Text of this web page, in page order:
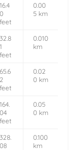
16.4
0
feet
0.00
5 km
32.8
1
feet
0.010
km
65.6
2
feet
0.02
0 km
164.
04
feet
0.05
0 km
328.
08
0.100
km